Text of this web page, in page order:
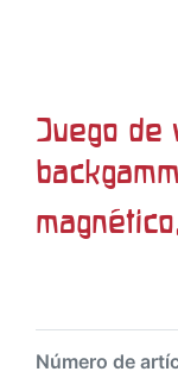
Juego de
Número de